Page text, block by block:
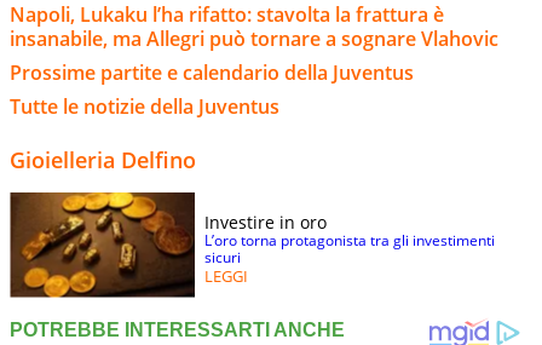
Napoli, Lukaku l’ha rifatto: stavolta la frattura è
insanabile, ma Allegri può tornare a sognare Vlahovic
Prossime partite e calendario della Juventus
Tutte le notizie della Juventus
Gioielleria Delfino
Investire in oro
L’oro torna protagonista tra gli investimenti
sicuri
LEGGI